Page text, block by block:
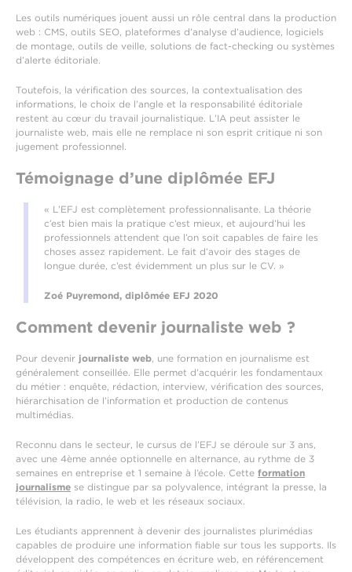
Les outils numériques jouent aussi un rôle central dans la production
web : CMS, outils SEO, plateformes d’analyse d’audience, logiciels
de montage, outils de veille, solutions de fact-checking ou systèmes
d’alerte éditoriale.
Toutefois, la vérification des sources, la contextualisation des
informations, le choix de l’angle et la responsabilité éditoriale
restent au cœur du travail journalistique. L’IA peut assister le
journaliste web, mais elle ne remplace ni son esprit critique ni son
jugement professionnel.
Témoignage d’une diplômée EFJ
« L’EFJ est complètement professionnalisante. La théorie
c’est bien mais la pratique c’est mieux, et aujourd’hui les
professionnels attendent que l’on soit capables de faire les
choses assez rapidement. Le fait d’avoir des stages de
longue durée, c’est évidemment un plus sur le CV. »
Zoé Puyremond, diplômée EFJ 2020
Comment devenir journaliste web ?
Pour devenir journaliste web, une formation en journalisme est
généralement conseillée. Elle permet d’acquérir les fondamentaux
du métier : enquête, rédaction, interview, vérification des sources,
hiérarchisation de l’information et production de contenus
multimédias.
Reconnu dans le secteur, le cursus de l’EFJ se déroule sur 3 ans,
avec une 4ème année optionnelle en alternance, au rythme de 3
semaines en entreprise et 1 semaine à l’école. Cette formation
journalisme se distingue par sa polyvalence, intégrant la presse, la
télévision, la radio, le web et les réseaux sociaux.
Les étudiants apprennent à devenir des journalistes plurimédias
capables de produire une information fiable sur tous les supports. Ils
développent des compétences en écriture web, en référencement